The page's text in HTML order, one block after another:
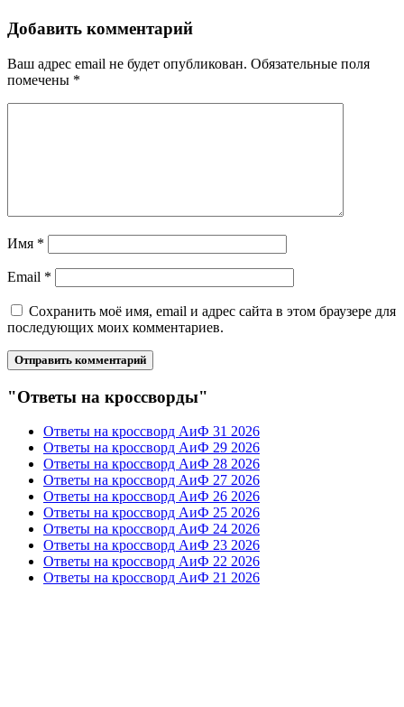
Добавить комментарий
Ваш адрес email не будет опубликован. Обязательные поля
помечены *
Имя *
Email *
Сохранить моё имя, email и адрес сайта в этом браузере для
последующих моих комментариев.
"Ответы на кроссворды"
Ответы на кроссворд АиФ 31 2026
Ответы на кроссворд АиФ 29 2026
Ответы на кроссворд АиФ 28 2026
Ответы на кроссворд АиФ 27 2026
Ответы на кроссворд АиФ 26 2026
Ответы на кроссворд АиФ 25 2026
Ответы на кроссворд АиФ 24 2026
Ответы на кроссворд АиФ 23 2026
Ответы на кроссворд АиФ 22 2026
Ответы на кроссворд АиФ 21 2026